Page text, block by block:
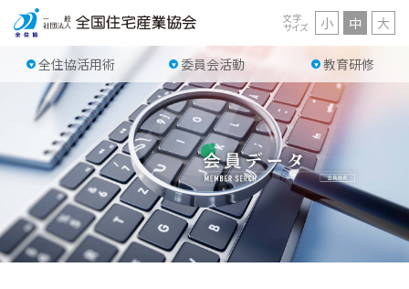
全住協活用術 委員会活動 教育研修
文字
サイズ 小 中 大